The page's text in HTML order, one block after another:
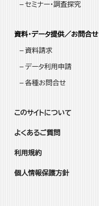
セミナー・調査探究
資料・データ提供／お問合せ
資料請求
データ利用申請
各種お問合せ
このサイトについて
よくあるご質問
利用規約
個人情報保護方針